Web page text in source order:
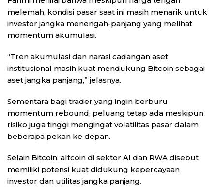
melemah, kondisi pasar saat ini masih menarik untuk
investor jangka menengah-panjang yang melihat
momentum akumulasi.
“Tren akumulasi dan narasi cadangan aset
institusional masih kuat mendukung Bitcoin sebagai
aset jangka panjang,” jelasnya.
Sementara bagi trader yang ingin berburu
momentum rebound, peluang tetap ada meskipun
risiko juga tinggi mengingat volatilitas pasar dalam
beberapa pekan ke depan.
Selain Bitcoin, altcoin di sektor AI dan RWA disebut
memiliki potensi kuat didukung kepercayaan
investor dan utilitas jangka panjang.